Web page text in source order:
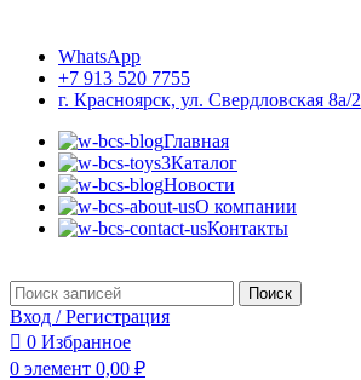
WhatsApp
+7 913 520 7755
г. Красноярск, ул. Свердловская 8а/2
Главная
Каталог
Новости
О компании
Контакты
Поиск
Вход / Регистрация
0 Избранное
0 элемент 0,00 ₽